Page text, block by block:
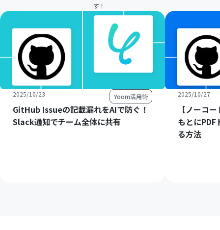
す！
2025/10/23 Yoom活用術
GitHub Issueの記載漏れをAIで防ぐ！
Slack通知でチーム全体に共有
2025/10/27
【ノーコ
もとにPDF
る方法